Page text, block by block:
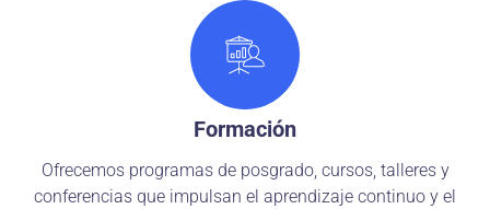
Formación
Ofrecemos programas de posgrado, cursos, talleres y
conferencias que impulsan el aprendizaje continuo y el